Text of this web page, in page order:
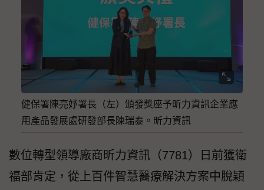
健保署陳亮妤署長（左）頒發獎座予昕力資訊企業應
用產品發展處研發部長陳瑞泰。昕力資訊
數位轉型領導廠商昕力資訊（7781）日前獲衛
福部肯定，從上百件智慧醫療解決方案中脫穎